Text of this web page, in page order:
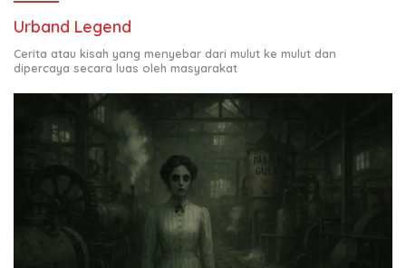
Urband Legend
Cerita atau kisah yang menyebar dari mulut ke mulut dan
dipercaya secara luas oleh masyarakat